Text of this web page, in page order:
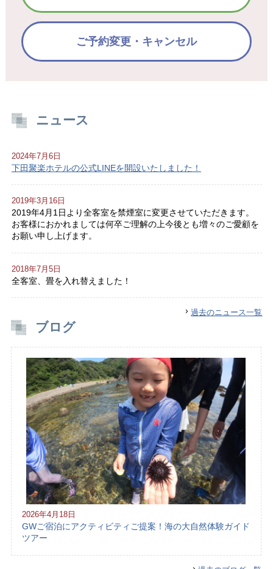
ご予約変更・キャンセル
ニュース
2024年7月6日
下田聚楽ホテルの公式LINEを開設いたしました！
2019年3月16日
2019年4月1日より全客室を禁煙室に変更させていただきます。
お客様におかれましては何卒ご理解の上今後とも増々のご愛顧を
お願い申し上げます。
2018年7月5日
全客室、畳を入れ替えました！
過去のニュース一覧
ブログ
2026年4月18日
GWご宿泊にアクティビティご提案！海の大自然体験ガイド
ツアー